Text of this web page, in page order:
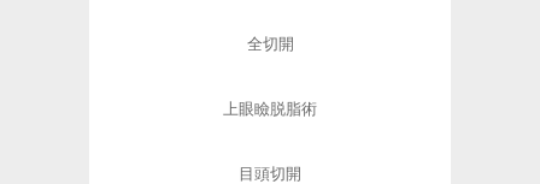
全切開
上眼瞼脱脂術
目頭切開